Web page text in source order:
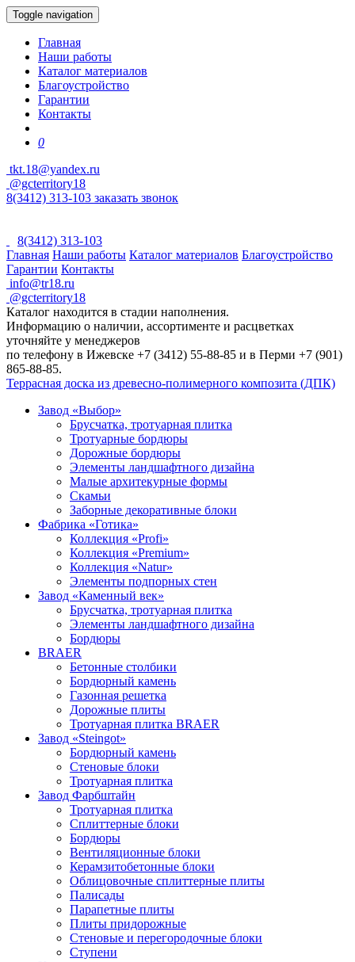
Toggle navigation
Главная
Наши работы
Каталог материалов
Благоустройство
Гарантии
Контакты
0
tkt.18@yandex.ru
@gcterritory18
8(3412) 313-103 заказать звонок
8(3412) 313-103
Главная Наши работы Каталог материалов Благоустройство
Гарантии Контакты
info@tr18.ru
@gcterritory18
Каталог находится в стадии наполнения.
Информацию о наличии, ассортименте и расцветках
уточняйте у менеджеров
по телефону в Ижевске +7 (3412) 55-88-85 и в Перми +7 (901)
865-88-85.
Террасная доска из древесно-полимерного композита (ДПК)
Завод «Выбор»
Брусчатка, тротуарная плитка
Тротуарные бордюры
Дорожные бордюры
Элементы ландшафтного дизайна
Малые архитекурные формы
Скамьи
Заборные декоративные блоки
Фабрика «Готика»
Коллекция «Profi»
Коллекция «Premium»
Коллекция «Natur»
Элементы подпорных стен
Завод «Каменный век»
Брусчатка, тротуарная плитка
Элементы ландшафтного дизайна
Бордюры
BRAER
Бетонные столбики
Бордюрный камень
Газонная решетка
Дорожные плиты
Тротуарная плитка BRAER
Завод «Steingot»
Бордюрный камень
Стеновые блоки
Тротуарная плитка
Завод Фарбштайн
Тротуарная плитка
Cплиттерные блоки
Бордюры
Вентиляционные блоки
Керамзитобетонные блоки
Облицовочные сплиттерные плиты
Палисады
Парапетные плиты
Плиты придорожные
Стеновые и перегородочные блоки
Ступени